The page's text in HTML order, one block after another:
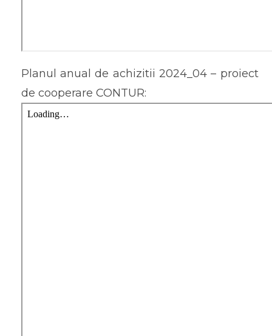
Planul anual de achizitii 2024_04 – proiect
de cooperare CONTUR: